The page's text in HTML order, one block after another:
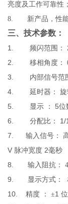
亮度及工作可靠性；
8.
新产品，性
三、技术参数：
1. 频闪范围：
2.
移相角度：
3. 内部信号范
4.
延时器：
5. 显示 ： 5位
6. 分配比： 1/
7. 输入信号：
V 脉冲宽度 2毫秒
8. 输入阻抗：
9.
显示方式：
10. 精度 ： ±1